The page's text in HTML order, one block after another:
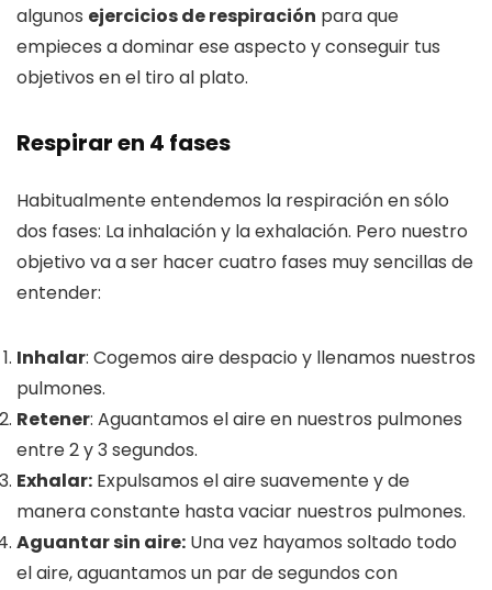
algunos ejercicios de respiración para que
empieces a dominar ese aspecto y conseguir tus
objetivos en el tiro al plato.
Respirar en 4 fases
Habitualmente entendemos la respiración en sólo
dos fases: La inhalación y la exhalación. Pero nuestro
objetivo va a ser hacer cuatro fases muy sencillas de
entender:
Inhalar: Cogemos aire despacio y llenamos nuestros
pulmones.
Retener: Aguantamos el aire en nuestros pulmones
entre 2 y 3 segundos.
Exhalar: Expulsamos el aire suavemente y de
manera constante hasta vaciar nuestros pulmones.
Aguantar sin aire: Una vez hayamos soltado todo
el aire, aguantamos un par de segundos con